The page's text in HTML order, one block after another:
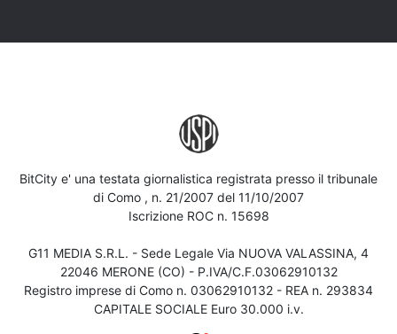
BitCity e' una testata giornalistica registrata presso il tribunale
di Como , n. 21/2007 del 11/10/2007
Iscrizione ROC n. 15698
G11 MEDIA S.R.L. - Sede Legale Via NUOVA VALASSINA, 4
22046 MERONE (CO) - P.IVA/C.F.03062910132
Registro imprese di Como n. 03062910132 - REA n. 293834
CAPITALE SOCIALE Euro 30.000 i.v.